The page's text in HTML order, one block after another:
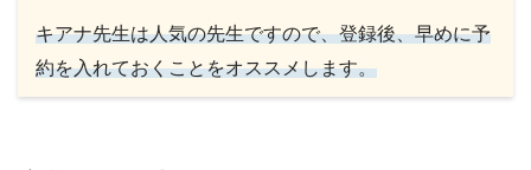
キアナ先生は人気の先生ですので、登録後、早めに予
約を入れておくことをオススメします。